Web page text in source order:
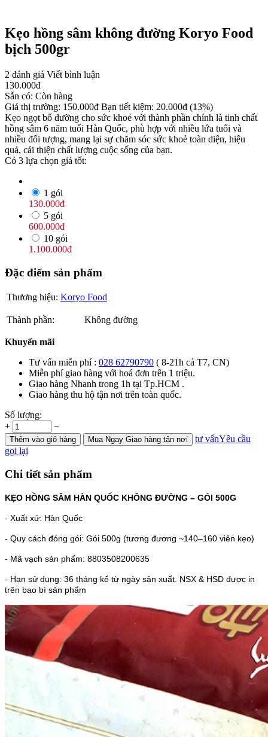
Kẹo hồng sâm không đường Koryo Food
bịch 500gr
2 đánh giá Viết bình luận
130.000đ
Sẵn có: Còn hàng
Giá thị trường: 150.000đ Bạn tiết kiệm: 20.000đ (13%)
Kẹo ngọt bổ dưỡng cho sức khoẻ với thành phần chính là tinh chất
hồng sâm 6 năm tuổi Hàn Quốc, phù hợp với nhiều lứa tuổi và
nhiều đối tượng, mang lại sự chăm sóc sức khoẻ toàn diện, hiệu
quả, cải thiện chất lượng cuộc sống của bạn.
Có 3 lựa chọn giá tốt:
1 gói
130.000đ
5 gói
600.000đ
10 gói
1.100.000đ
Đặc điểm sản phẩm
Thương hiệu: Koryo Food
Thành phần: Không đường
Khuyến mãi
Tư vấn miễn phí : 028 62790790 ( 8-21h cả T7, CN)
Miễn phí giao hàng với hoá đơn trên 1 triệu.
Giao hàng Nhanh trong 1h tại Tp.HCM .
Giao hàng thu hộ tận nơi trên toàn quốc.
Số lượng:
+
−
Thêm vào giỏ hàng Mua Ngay Giao hàng tận nơi tư vấnYêu cầu
gọi lại
Chi tiết sản phẩm
KẸO HỒNG SÂM HÀN QUỐC KHÔNG ĐƯỜNG – GÓI 500G
- Xuất xứ: Hàn Quốc
- Quy cách đóng gói: Gói 500g (tương đương ~140–160 viên kẹo)
- Mã vạch sản phẩm: 8803508200635
- Hạn sử dụng: 36 tháng kể từ ngày sản xuất. NSX & HSD được in
trên bao bì sản phẩm